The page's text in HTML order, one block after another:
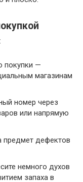
покупки —
магазинам
номер через
или напрямую
предмет дефектов
немного духов
запаха в